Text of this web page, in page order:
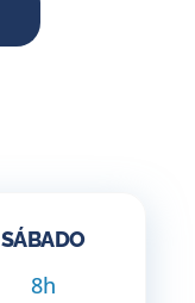
SÁBADO
8h